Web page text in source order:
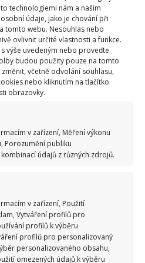
technologiemi nám a našim
údaje, jako je chování při
tomto webu. Nesouhlas nebo
ovlivnit určité vlastnosti a funkce.
výše uvedeným nebo proveďte
budou použity pouze na tomto
včetně odvolání souhlasu,
nebo kliknutím na tlačítko
obrazovky.
v zařízení, Měření výkonu
Porozumění publiku
údajů z různých zdrojů.
v zařízení, Použití
Vytváření profilů pro
profilů k výběru
profilů pro personalizovaný
personalizovaného obsahu,
omezených údajů k výběru
ručně vyráběné
, aby ho naplnily
domov Lee představuje
„Ten, kdo uvažuje o
měl sám aktivně zapojit do
tak domov navždy.“ V
žije seniorka Carol, jak
uvedli.